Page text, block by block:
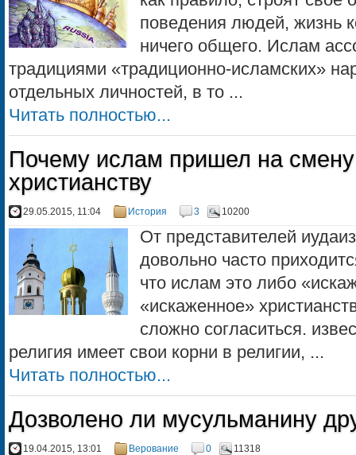
поведения людей, жизнь
ничего общего. Ислам
традициями «традиционно-исламских»
отдельных личностей, в то ...
Читать полностью...
Почему ислам пришел на
христианству
29.05.2015, 11:04 История 3 10200
От представителей
довольно часто
что ислам это либо
«искаженное»
сложно согласиться.
религия имеет свои корни в религии, ...
Читать полностью...
Дозволено ли мусульманину
19.04.2015, 13:01 Верование 0 11318